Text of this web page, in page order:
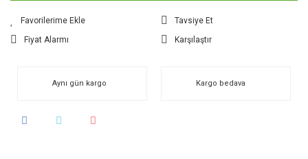
Tavsiye Et
Fiyat Alarmı
Karşılaştır
Aynı gün kargo Kargo bedava